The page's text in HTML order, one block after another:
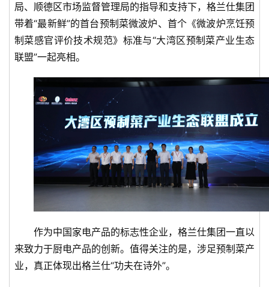
局、顺德区市场监督管理局的指导和支持下，格兰仕集团
带着“最新鲜”的首台预制菜微波炉、首个《微波炉烹饪预
制菜感官评价技术规范》标准与“大湾区预制菜产业生态
联盟”一起亮相。
作为中国家电产品的标志性企业，格兰仕集团一直以
来致力于厨电产品的创新。值得关注的是，涉足预制菜产
业，真正体现出格兰仕“功夫在诗外”。